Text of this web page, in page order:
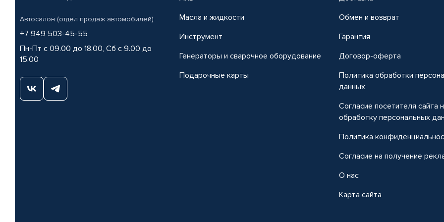
Автосалон (отдел продаж автомобилей)
+7 949 503-45-55
Пн-Пт с 09.00 до 18.00, Сб с 9.00 до
15.00
Масла и жидкости
Инструмент
Генераторы и сварочное оборудование
Подарочные карты
Обмен и возврат
Гарантия
Договор-оферта
Политика обработки
данных
Согласие посетителя сайта
обработку персональных
Политика
Согласие на получение
О нас
Карта сайта